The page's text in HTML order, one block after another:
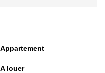
Appartement
A louer